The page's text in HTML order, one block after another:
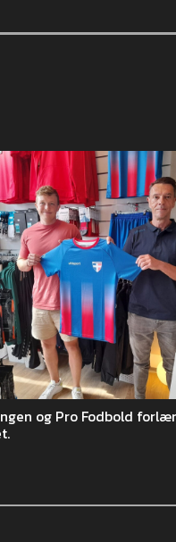
og Pro Fodbold